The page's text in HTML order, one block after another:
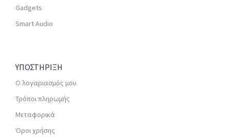
Gadgets
Smart Audio
ΥΠΟΣΤΗΡΙΞΗ
Ο λογαριασμός μου
Τρόποι πληρωμής
Μεταφορικά
Όροι χρήσης